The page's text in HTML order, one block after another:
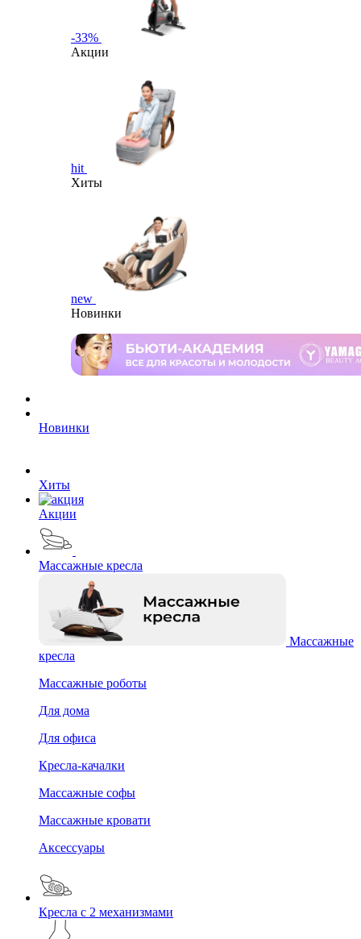
-33%
Акции
hit
Хиты
new
Новинки
Новинки
Хиты
Акции
Массажные кресла
Массажные
кресла
Массажные роботы
Для дома
Для офиса
Кресла-качалки
Массажные софы
Массажные кровати
Аксессуары
Кресла с 2 механизмами